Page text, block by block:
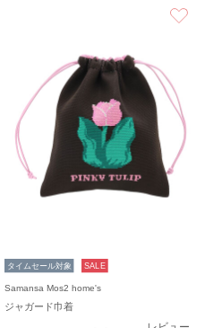
タイムセール対象 SALE
Samansa Mos2 home's
ジャガード巾着